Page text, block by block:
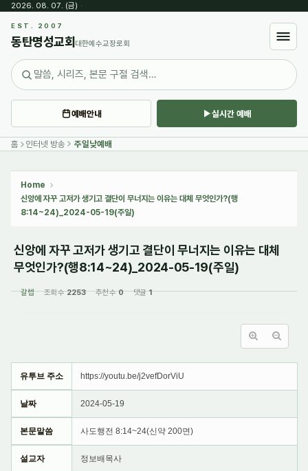
2026. 08. 07. (금) ·
EST. 2007
동탄명성교회 대한예수교장로회
예배안내 실시간 예배
홈 인터넷 방송 주일낮예배
Home
신앙에 자꾸 고저가 생기고 결단이 무너지는 이유는 대체 무엇인가?(행
8:14~24)_2024-05-19(주일)
신앙에 자꾸 고저가 생기고 결단이 무너지는 이유는 대체
무엇인가?(행8:14~24)_2024-05-19(주일)
갈렙 조회 수2253 추천 수0 댓글1
유투브 주소 https://youtu.be/j2vefDorViU
날짜 2024-05-19
본문말씀 사도행전 8:14~24(신약 200면)
설교자 정보배목사
Sketchbook5, 스케치북5
Sketchbook5, 스케치북5